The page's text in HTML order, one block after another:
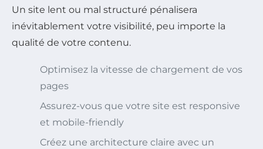
Un site lent ou mal structuré pénalisera
inévitablement votre visibilité, peu importe la
qualité de votre contenu.
Optimisez la vitesse de chargement de vos
pages
Assurez-vous que votre site est responsive
et mobile-friendly
Créez une architecture claire avec un